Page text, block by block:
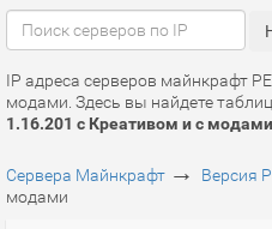
IP адреса серверов майнкрафт
модами. Здесь вы найдете
1.16.201 c Креативом и с модами
Сервера Майнкрафт → Версия
модами